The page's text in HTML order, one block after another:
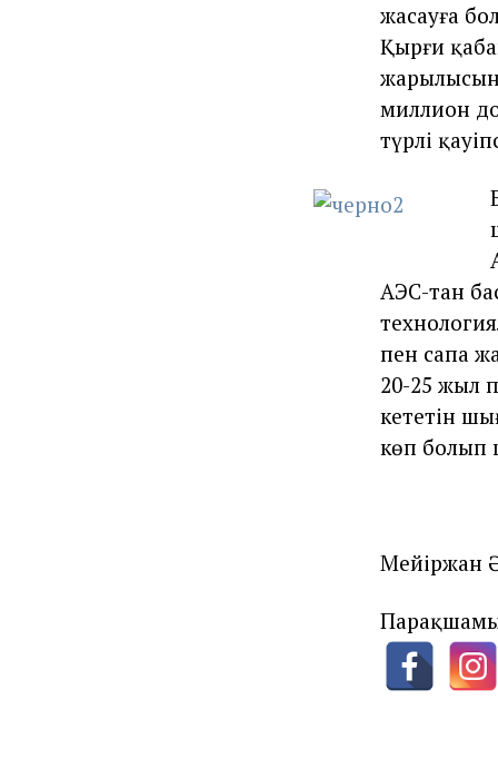
жасауға
Қырғи
миллион
түрлі
АЭС-тан
пен сапа
20-25 жыл
кететін
көп болып
Мейіржан